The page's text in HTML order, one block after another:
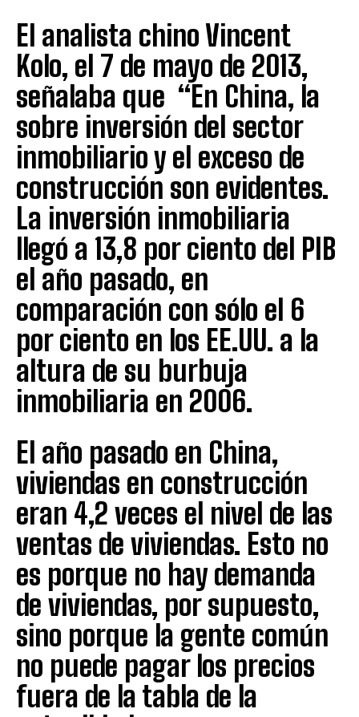
El analista chino Vincent
Kolo, el 7 de mayo de 2013,
señalaba que “En China, la
sobre inversión del sector
inmobiliario y el exceso de
construcción son evidentes.
La inversión inmobiliaria
llegó a 13,8 por ciento del PIB
el año pasado, en
comparación con sólo el 6
por ciento en los EE.UU. a la
altura de su burbuja
inmobiliaria en 2006.
El año pasado en China,
viviendas en construcción
eran 4,2 veces el nivel de las
ventas de viviendas. Esto no
es porque no hay demanda
de viviendas, por supuesto,
sino porque la gente común
no puede pagar los precios
fuera de la tabla de la